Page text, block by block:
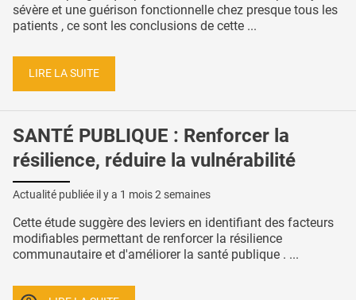
sévère et une guérison fonctionnelle chez presque tous les
patients , ce sont les conclusions de cette ...
LIRE LA SUITE
SANTÉ PUBLIQUE : Renforcer la
résilience, réduire la vulnérabilité
Actualité publiée il y a 1 mois 2 semaines
Cette étude suggère des leviers en identifiant des facteurs
modifiables permettant de renforcer la résilience
communautaire et d'améliorer la santé publique . ...